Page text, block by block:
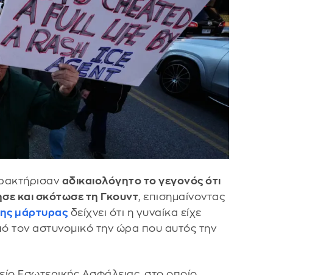
αδικαιολόγητο το γεγονός ότι
και σκότωσε τη Γκουντ, επισημαίνοντας
μάρτυρας δείχνει ότι η γυναίκα είχε
τον αστυνομικό την ώρα που αυτός την